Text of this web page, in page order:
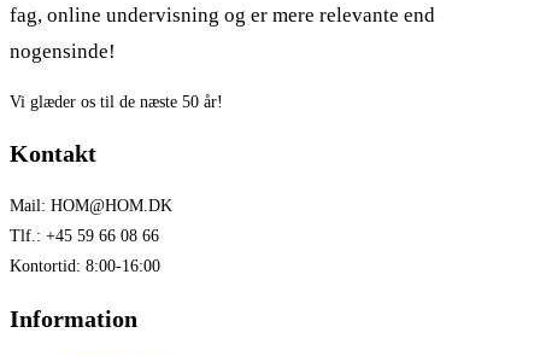
fag, online undervisning og er mere relevante end
nogensinde!
Vi glæder os til de næste 50 år!
Kontakt
Mail: HOM@HOM.DK
Tlf.: +45 59 66 08 66
Kontortid: 8:00-16:00
Information